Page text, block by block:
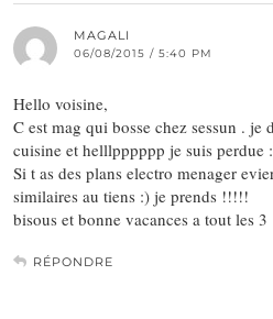
MAGALI
06/08/2015 / 5:40 PM
Hello voisine,
C est mag qui bosse chez sessun . je
cuisine et helllpppppp je suis perdue
Si t as des plans electro menager
similaires au tiens :) je prends !!!!!
bisous et bonne vacances a tout les 3
RÉPONDRE